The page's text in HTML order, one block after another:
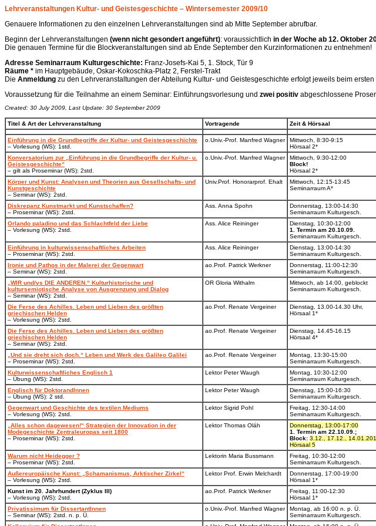
Lehrveranstaltungen Kultur- und Geistesgeschichte – Wintersemester 2009/10
Genauere Informationen zu den einzelnen Lehrveranstaltungen sind ab Mitte September abrufbar.
Beginn der Lehrveranstaltungen (wenn nicht gesondert angeführt): voraussichtlich in der Woche ab 12. Oktober
Die genauen Termine für die Blockveranstaltungen sind ab Ende September den Kurzinformationen zu entnehmen!
Adresse Seminarraum Kulturgeschichte: Franz-Josefs-Kai 5, 1. Stock, Tür 9
Räume * im Hauptgebäude, Oskar-Kokoschka-Platz 2, Ferstel-Trakt
Die Anmeldung zu den Lehrveranstaltungen der Abteilung Kultur- und Geistesgeschichte erfolgt jeweils beim
Voraussetzung für die Teilnahme an einem Seminar: Einführungsvorlesung und zwei positiv abgeschlossene
Created: 30 July 2009, Last Update: 30 September 2009
Titel & Art der Lehrveranstaltung Vortragende Zeit & Hörsaal
Einführung in die Grundbegriffe der Kultur- und Geistesgeschichte
– Vorlesung (WS): 1std.
o.Univ.-Prof. Manfred Wagner
Mittwoch, 8:30-9:15
Hörsaal 2*
Konversatorium zur „Einführung in die Grundbegriffe der Kultur- u.
Geistesgeschichte“
– gilt als Proseminar (WS): 2std.
o.Univ.-Prof. Manfred Wagner
Mittwoch, 9:30-12:00
Block!
Hörsaal 2*
Körper und Kunst: Analysen und Theorien aus Gesellschafts- und
Kunstgeschichte
– Seminar (WS): 2std.
Univ.Prof. Honorarprof. Ehalt
Mittwoch, 12:15-13:45
Seminarraum A*
Diskrepanz Kunstmarkt und Kunstschaffen?
– Proseminar (WS): 2std.
Ass. Anna Spohn
Donnerstag, 13:00-14:30
Seminarraum Kulturgesch.
Orlando paladino und das Schlachtfeld der Liebe
– Vorlesung (WS): 2std.
Ass. Alice Reininger
Dienstag, 10:30-12:00
1. Termin am 20.10.09.
Seminarraum Kulturgesch.
Einführung in kulturwissenschaftliches Arbeiten
– Proseminar (WS): 2std.
Ass. Alice Reininger
Dienstag, 13:00-14:30
Seminarraum Kulturgesch.
Ironie und Pathos in der Malerei der Gegenwart
– Seminar (WS): 2std.
ao.Prof. Patrick Werkner
Donnerstag, 11:00-12:30
Seminarraum Kulturgesch.
„WIR und/vs DIE ANDEREN.“ Kulturhistorische und
kultursemiotische Analyse von Ausgrenzung und Dialog
– Seminar (WS): 2std.
OR Gloria Withalm
Mittwoch, ab 14:00, geblockt
Seminarraum Kulturgesch.
Die Ferse des Achilles. Leben und Lieben des größten
griechischen Helden
– Vorlesung (WS): 2std.
ao.Prof. Renate Vergeiner
Dienstag, 13.00-14.30 Uhr,
Hörsaal 1*
Die Ferse des Achilles. Leben und Lieben des größten
griechischen Helden
– Seminar (WS): 2std.
ao.Prof. Renate Vergeiner
Dienstag, 14.45-16.15
Hörsaal 4*
„Und sie dreht sich doch.“ Leben und Werk des Galileo Galilei
– Proseminar (WS): 2std.
ao.Prof. Renate Vergeiner
Montag, 13:30-15:00
Seminarraum Kulturgesch.
Kulturwissenschaftliches Englisch 1
– Übung (WS): 2std.
Lektor Peter Waugh
Montag, 10:30-12:00
Seminarraum Kulturgesch.
Englisch für DoktorandInnen
– Übung (WS): 2 std.
Lektor Peter Waugh
Dienstag, 15:00-16:30
Seminarraum Kulturgesch.
Gegenwart und Geschichte des textilen Mediums
– Vorlesung (WS): 2std.
Lektor Sigrid Pohl
Freitag, 12:30-14:00
Seminarraum Kulturgesch.
„Alles schon dagewesen!“ Strategien der Innovation in der
Modegeschichte Zentraleuropas seit 1800
– Proseminar (WS): 2std.
Lektor Thomas Oláh
Donnerstag, 13:00-17:00
1. Termin am 22.10.09.;
Block: 3.12., 17.12.,
Hörsaal 5
Warum nicht Heidegger ?
– Proseminar (WS): 2std.
Lektorin Maria Bussmann
Freitag, 10:30-12:00
Seminarraum Kulturgesch.
Außereuropäische Kunst: „Schamanismus, Arktischer Zirkel“
– Vorlesung (WS): 2std.
Lektor Prof. Erwin Melchardt
Donnerstag, 17:00-19:00
Hörsaal 1*
Kunst im 20. Jahrhundert (Zyklus III)
– Vorlesung (WS): 2std.
ao.Prof. Patrick Werkner
Freitag, 11:00-12:30
Hörsaal 1*
Privatissimum für DissertantInnen
– Seminar (WS): 2std. n. p. Ü.
o.Univ.-Prof. Manfred Wagner
Montag, ab 16:00 n. p. Ü.
Seminarraum Kulturgesch.